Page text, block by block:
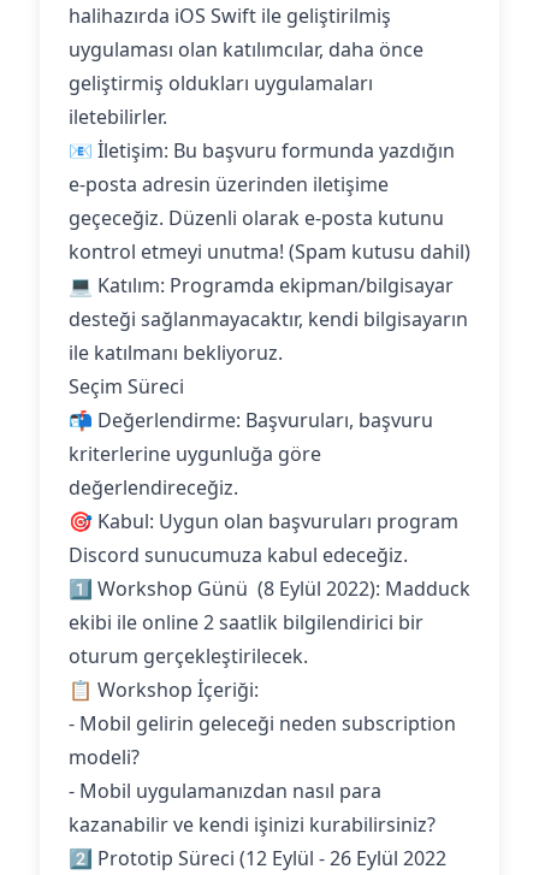
halihazırda iOS Swift ile geliştirilmiş
uygulaması olan katılımcılar, daha önce
geliştirmiş oldukları uygulamaları
iletebilirler.
📧 İletişim: Bu başvuru formunda yazdığın
e-posta adresin üzerinden iletişime
geçeceğiz. Düzenli olarak e-posta kutunu
kontrol etmeyi unutma! (Spam kutusu dahil)
💻 Katılım: Programda ekipman/bilgisayar
desteği sağlanmayacaktır, kendi bilgisayarın
ile katılmanı bekliyoruz.
Seçim Süreci
📬 Değerlendirme: Başvuruları, başvuru
kriterlerine uygunluğa göre
değerlendireceğiz.
🎯 Kabul: Uygun olan başvuruları program
Discord sunucumuza kabul edeceğiz.
1️⃣ Workshop Günü (8 Eylül 2022): Madduck
ekibi ile online 2 saatlik bilgilendirici bir
oturum gerçekleştirilecek.
📋 Workshop İçeriği:
- Mobil gelirin geleceği neden subscription
modeli?
- Mobil uygulamanızdan nasıl para
kazanabilir ve kendi işinizi kurabilirsiniz?
2️⃣ Prototip Süreci (12 Eylül - 26 Eylül 2022